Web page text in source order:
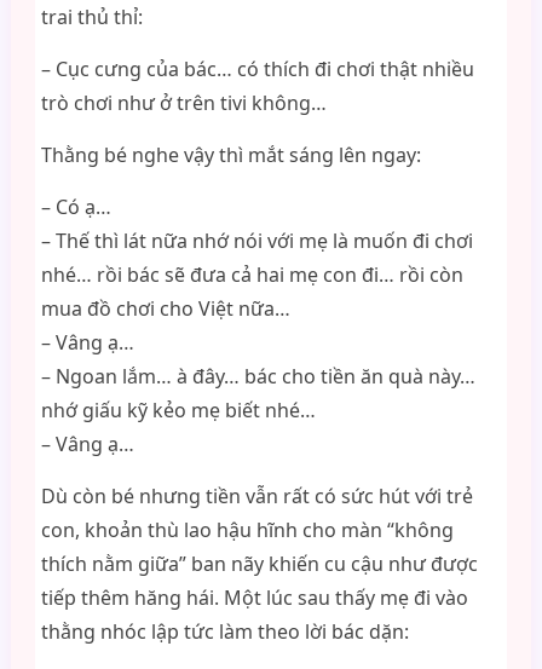
trai thủ thỉ:
– Cục cưng của bác… có thích đi chơi thật nhiều
trò chơi như ở trên tivi không…
Thằng bé nghe vậy thì mắt sáng lên ngay:
– Có ạ…
– Thế thì lát nữa nhớ nói với mẹ là muốn đi chơi
nhé… rồi bác sẽ đưa cả hai mẹ con đi… rồi còn
mua đồ chơi cho Việt nữa…
– Vâng ạ…
– Ngoan lắm… à đây… bác cho tiền ăn quà này…
nhớ giấu kỹ kẻo mẹ biết nhé…
– Vâng ạ…
Dù còn bé nhưng tiền vẫn rất có sức hút với trẻ
con, khoản thù lao hậu hĩnh cho màn “không
thích nằm giữa” ban nãy khiến cu cậu như được
tiếp thêm hăng hái. Một lúc sau thấy mẹ đi vào
thằng nhóc lập tức làm theo lời bác dặn: